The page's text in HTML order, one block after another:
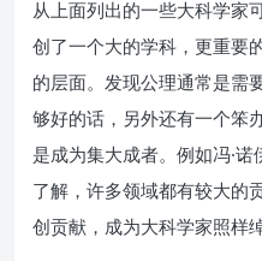
从上面列出的一些大科学家
创了一个大的学科，更重要
的层面。发现公理通常是需
够好的话，另外还有一个笨
是成为集大成者。例如冯·
了解，许多领域都有较大的
创贡献，成为大科学家照样